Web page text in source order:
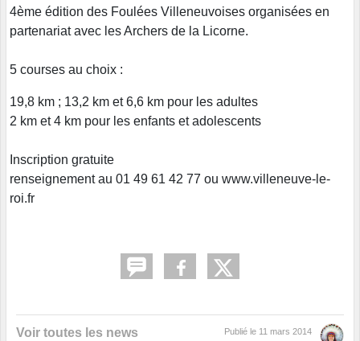
4ème édition des Foulées Villeneuvoises organisées en
partenariat avec les Archers de la Licorne.
5 courses au choix :
19,8 km ; 13,2 km et 6,6 km pour les adultes
2 km et 4 km pour les enfants et adolescents
Inscription gratuite
renseignement au 01 49 61 42 77 ou www.villeneuve-le-
roi.fr
Voir toutes les news Publié le 11 mars 2014